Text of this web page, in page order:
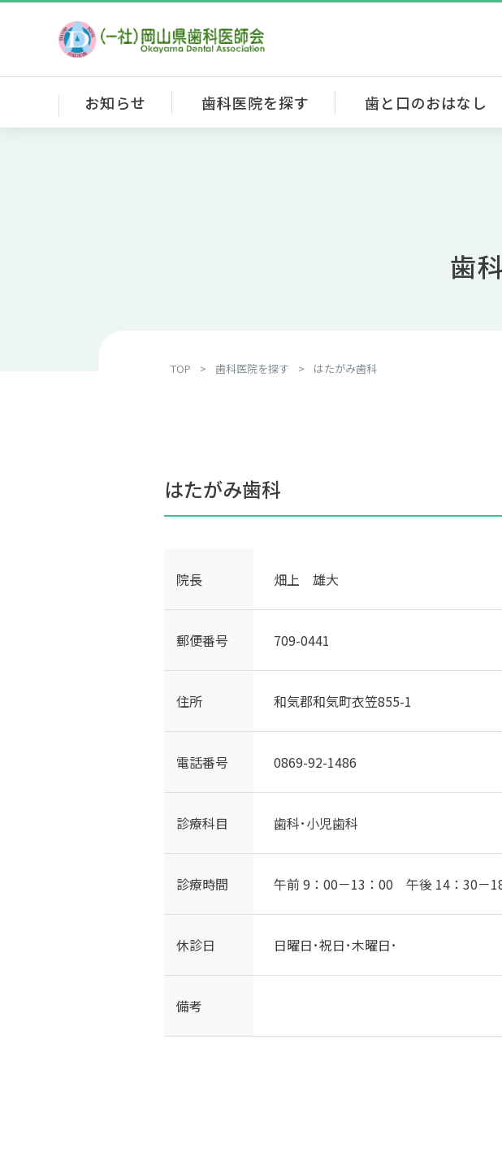
お知らせ 歯科医院を探す 歯と口のおはなし
歯
TOP > 歯科医院を探す > はたがみ歯科
はたがみ歯科
院長 畑上 雄大
郵便番号 709-0441
住所 和気郡和気町衣笠855-1
電話番号 0869-92-1486
診療科目 歯科･小児歯科
診療時間 午前 9：00－13：00 午後 14：30－
休診日 日曜日･祝日･木曜日･
備考